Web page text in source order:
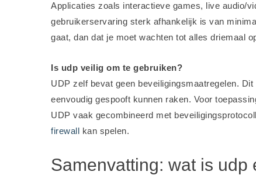
Applicaties zoals interactieve games, live audio/
gebruikerservaring sterk afhankelijk is van
gaat, dan dat je moet wachten tot alles driemaal
Is udp veilig om te gebruiken?
UDP zelf bevat geen beveiligingsmaatregelen.
eenvoudig gespooft kunnen raken. Voor
UDP vaak gecombineerd met
firewall kan spelen.
Samenvatting: wat is